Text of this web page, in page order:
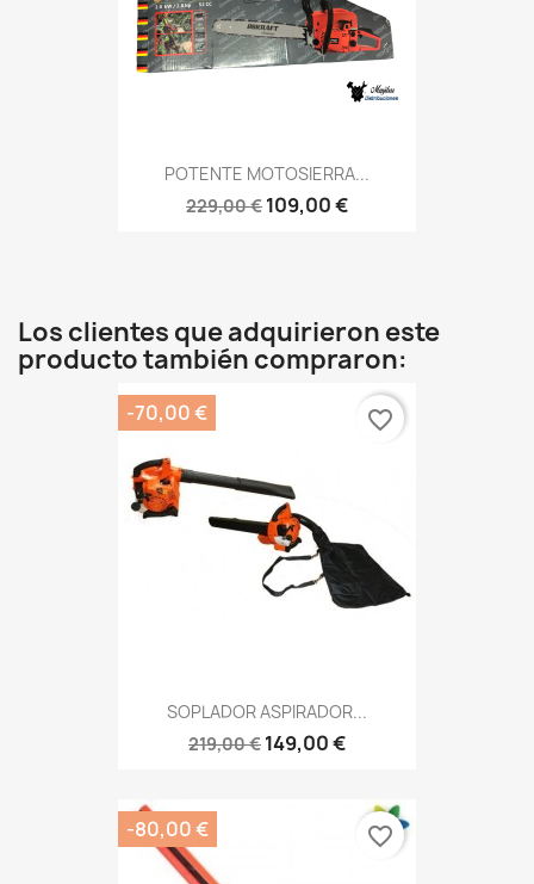
POTENTE MOTOSIERRA...
229,00 € 109,00 €
Los clientes que adquirieron este
producto también compraron:
SOPLADOR ASPIRADOR...
219,00 € 149,00 €
-70,00 € favorite_border
-80,00 € favorite_border